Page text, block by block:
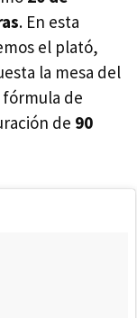
. En esta
el plató,
la mesa del
de
de 90